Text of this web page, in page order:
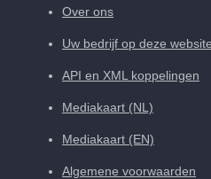
Over ons
Uw bedrijf op deze website
API en XML koppelingen
Mediakaart (NL)
Mediakaart (EN)
Algemene voorwaarden